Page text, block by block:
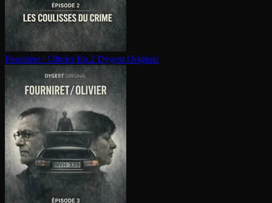
Fourniret / Olivier Ep.2 Dygest Original